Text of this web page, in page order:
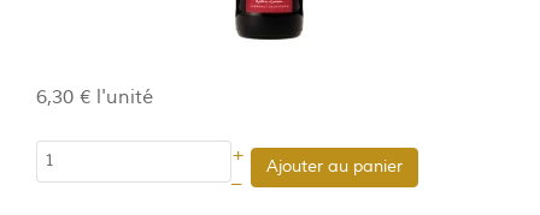
6,30 € l'unité
+
–
Ajouter au panier